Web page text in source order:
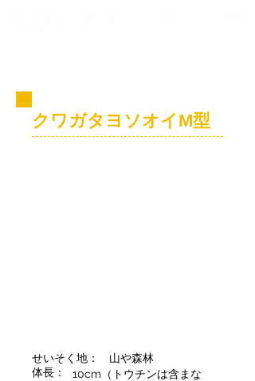
クワガタヨソオイM型
せいそく地：
山や森林
体長：
10cm（トウチンは含まな